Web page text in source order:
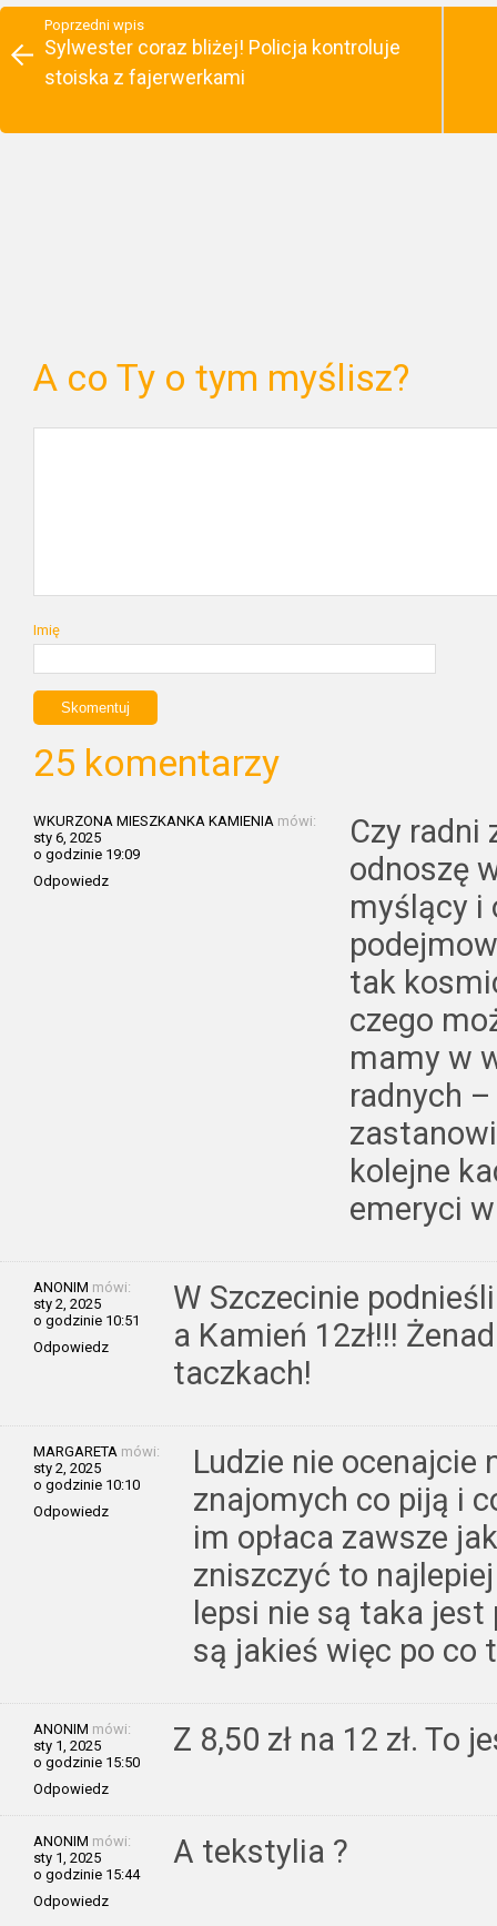
Poprzedni wpis
Sylwester coraz bliżej! Policja kontroluje
stoiska z fajerwerkami
A co Ty o tym myślisz?
Imię
25 komentarzy
WKURZONA MIESZKANKA KAMIENIA mówi:
sty 6, 2025
o godzinie 19:09
Odpowiedz
Czy radni
odnoszę
myślący i
tak
czego
mamy w
radnych
kolejne
emeryci
ANONIM mówi:
sty 2, 2025
o godzinie 10:51
Odpowiedz
W Szczecinie
a Kamień 12zł!!!
taczkach!
MARGARETA mówi:
sty 2, 2025
o godzinie 10:10
Odpowiedz
Ludzie nie
znajomych co piją i
im opłaca zawsze
zniszczyć to
lepsi nie są taka jest
są jakieś więc po co
ANONIM mówi:
sty 1, 2025
o godzinie 15:50
Odpowiedz
Z 8,50 zł na 12 zł. To
ANONIM mówi:
sty 1, 2025
o godzinie 15:44
Odpowiedz
A tekstylia ?